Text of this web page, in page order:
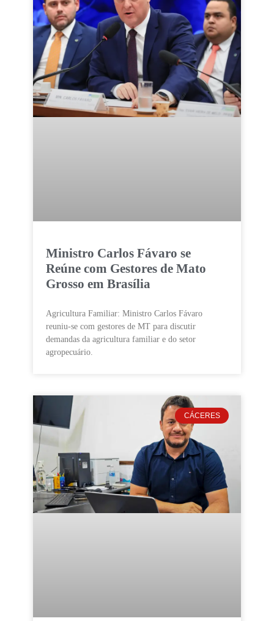
Ministro Carlos Fávaro se
Reúne com Gestores de Mato
Grosso em Brasília
Agricultura Familiar: Ministro Carlos Fávaro
reuniu-se com gestores de MT para discutir
demandas da agricultura familiar e do setor
agropecuário.
CÁCERES